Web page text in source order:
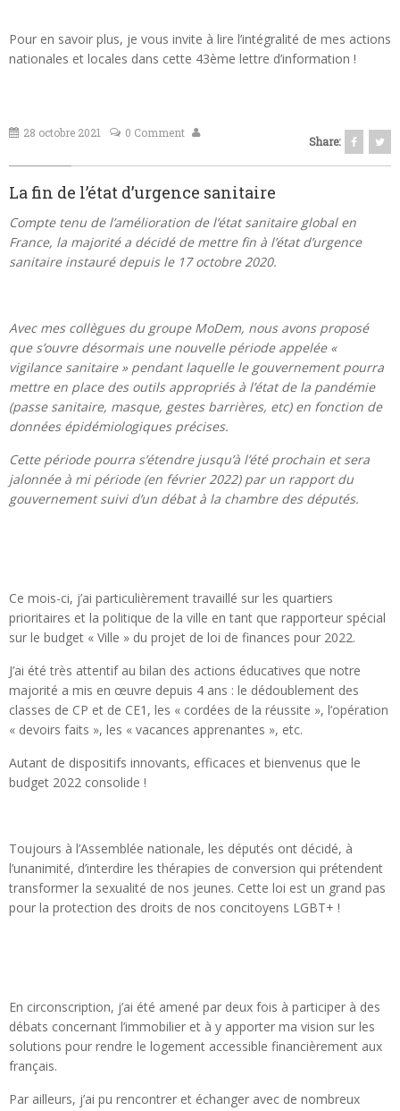
Pour en savoir plus, je vous invite à lire l’intégralité de mes actions
nationales et locales dans cette 43ème lettre d’information !
28 octobre 2021 0 Comment
Share:
La fin de l’état d’urgence sanitaire
Compte tenu de l’amélioration de l’état sanitaire global en
France, la majorité a décidé de mettre fin à l’état d’urgence
sanitaire instauré depuis le 17 octobre 2020.
Avec mes collègues du groupe MoDem, nous avons proposé
que s’ouvre désormais une nouvelle période appelée «
vigilance sanitaire » pendant laquelle le gouvernement pourra
mettre en place des outils appropriés à l’état de la pandémie
(passe sanitaire, masque, gestes barrières, etc) en fonction de
données épidémiologiques précises.
Cette période pourra s’étendre jusqu’à l’été prochain et sera
jalonnée à mi période (en février 2022) par un rapport du
gouvernement suivi d’un débat à la chambre des députés.
Ce mois-ci, j’ai particulièrement travaillé sur les quartiers
prioritaires et la politique de la ville en tant que rapporteur spécial
sur le budget « Ville » du projet de loi de finances pour 2022.
J’ai été très attentif au bilan des actions éducatives que notre
majorité a mis en œuvre depuis 4 ans : le dédoublement des
classes de CP et de CE1, les « cordées de la réussite », l’opération
« devoirs faits », les « vacances apprenantes », etc.
Autant de dispositifs innovants, efficaces et bienvenus que le
budget 2022 consolide !
Toujours à l’Assemblée nationale, les députés ont décidé, à
l’unanimité, d’interdire les thérapies de conversion qui prétendent
transformer la sexualité de nos jeunes. Cette loi est un grand pas
pour la protection des droits de nos concitoyens LGBT+ !
En circonscription, j’ai été amené par deux fois à participer à des
débats concernant l’immobilier et à y apporter ma vision sur les
solutions pour rendre le logement accessible financièrement aux
français.
Par ailleurs, j’ai pu rencontrer et échanger avec de nombreux